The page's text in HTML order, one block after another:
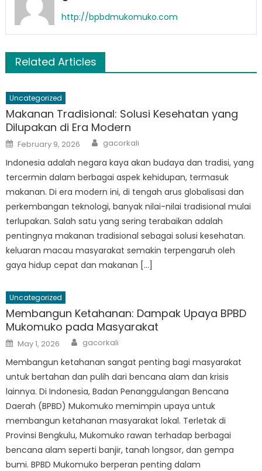
http://bpbdmukomuko.com
Related Articles
Uncategorized
Makanan Tradisional: Solusi Kesehatan yang
Dilupakan di Era Modern
Posted
on
February 9, 2026 Author
gacorkali
Indonesia adalah negara kaya akan budaya dan tradisi, yang
tercermin dalam berbagai aspek kehidupan, termasuk
makanan. Di era modern ini, di tengah arus globalisasi dan
perkembangan teknologi, banyak nilai-nilai tradisional mulai
terlupakan. Salah satu yang sering terabaikan adalah
pentingnya makanan tradisional sebagai solusi kesehatan.
keluaran macau masyarakat semakin terpengaruh oleh
gaya hidup cepat dan makanan […]
Uncategorized
Membangun Ketahanan: Dampak Upaya BPBD
Mukomuko pada Masyarakat
Posted
on
May 1, 2026 Author
gacorkali
Membangun ketahanan sangat penting bagi masyarakat
untuk bertahan dan pulih dari bencana alam dan krisis
lainnya. Di Indonesia, Badan Penanggulangan Bencana
Daerah (BPBD) Mukomuko memimpin upaya untuk
membangun ketahanan masyarakat lokal. Terletak di
Provinsi Bengkulu, Mukomuko rawan terhadap berbagai
bencana alam seperti banjir, tanah longsor, dan gempa
bumi. BPBD Mukomuko berperan penting dalam